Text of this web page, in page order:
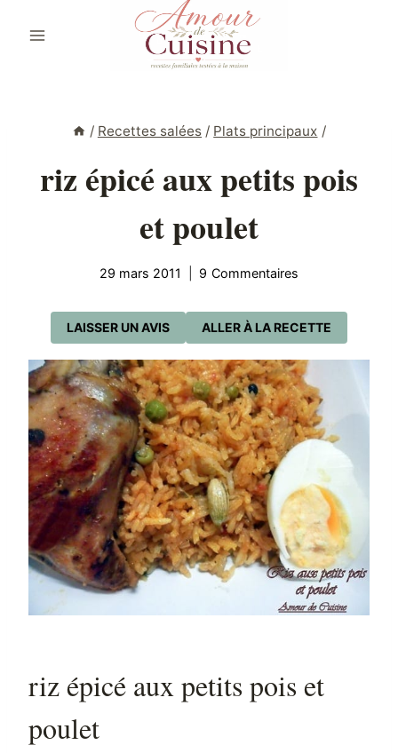
/ Recettes salées / Plats principaux /
riz épicé aux petits pois
et poulet
29 mars 2011 9 Commentaires
ALLER À LA RECETTE
LAISSER UN AVIS
riz épicé aux petits pois et
poulet